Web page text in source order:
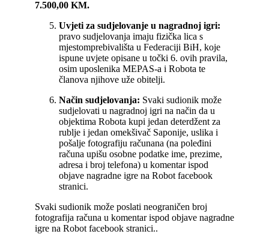
7.500,00 KM.
Uvjeti za sudjelovanje u nagradnoj igri:
pravo sudjelovanja imaju fizička lica s
mjestomprebivališta u Federaciji BiH, koje
ispune uvjete opisane u točki 6. ovih pravila,
osim uposlenika MEPAS-a i Robota te
članova njihove uže obitelji.
Način sudjelovanja: Svaki sudionik može
sudjelovati u nagradnoj igri na način da u
objektima Robota kupi jedan deterdžent za
rublje i jedan omekšivač Saponije, uslika i
pošalje fotografiju računana (na poleđini
računa upišu osobne podatke ime, prezime,
adresa i broj telefona) u komentar ispod
objave nagradne igre na Robot facebook
stranici.
Svaki sudionik može poslati neograničen broj
fotografija računa u komentar ispod objave nagradne
igre na Robot facebook stranici..